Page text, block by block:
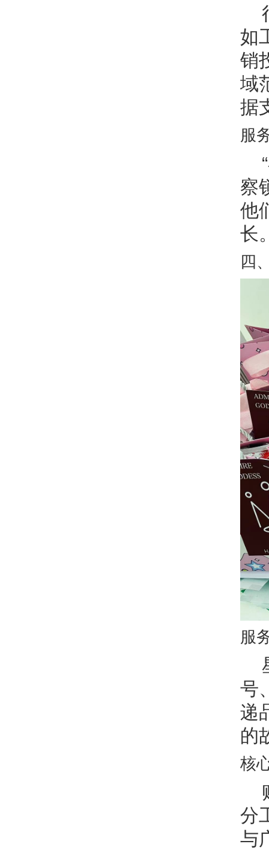
如
销
域
据
服
察
他
长
四
服
号
递
的
核
分
与